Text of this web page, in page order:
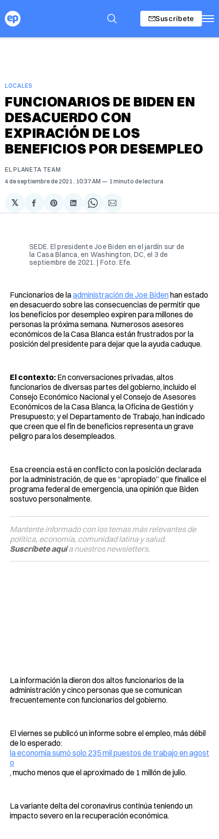
Suscríbete
LOCALES
FUNCIONARIOS DE BIDEN EN
DESACUERDO CON
EXPIRACIÓN DE LOS
BENEFICIOS POR DESEMPLEO
EL PLANETA TEAM
4 de septiembre de 2021 . 10:37 AM 1 minuto de lectura
𝕏
Compartir
en
Share
on
Compartir
en
Share
on
Compartir
via
SEDE. El presidente Joe Biden en el jardín sur de
la Casa Blanca, en Washington, DC, el 3 de
septiembre de 2021. | Foto: Efe.
Funcionarios de laadministración de Joe Bidenhan estado
en desacuerdo sobre las consecuencias de permitir que
los beneficios por desempleo expiren para millones de
personas la próxima semana. Numerosos asesores
económicos de la Casa Blanca están frustrados por la
posición del presidente para dejar que la ayuda caduque.
El contexto: En conversaciones privadas, altos
funcionarios de diversas partes del gobierno, incluido el
Consejo Económico Nacional y el Consejo de Asesores
Económicos de la Casa Blanca, la Oficina de Gestión y
Presupuesto; y el Departamento de Trabajo, han indicado
que creen que el fin de beneficios representa un grave
peligro para los desempleados.
Esa creencia está en conflicto con la posición declarada
por la administración, de que es “apropiado” que finalice el
programa federal de emergencia, una opinión que Biden
sostuvo personalmente.
Mantente informado con los temas más relevantes de
política, economía, comunidad latina y salud.
Suscríbete aquía nuestros newsletters.
La información la dieron dos altos funcionarios de la
administración y cinco personas que se comunican
frecuentemente con funcionarios del gobierno.
El viernes se publicó un informe sobre el empleo, más débil
de lo esperado:
la economía sumó solo 235 mil puestos de trabajo en agost
o
, mucho menos que el aproximado de 1 millón de julio.
La variante delta del coronavirus continúa teniendo un
impacto severo en la recuperación económica.